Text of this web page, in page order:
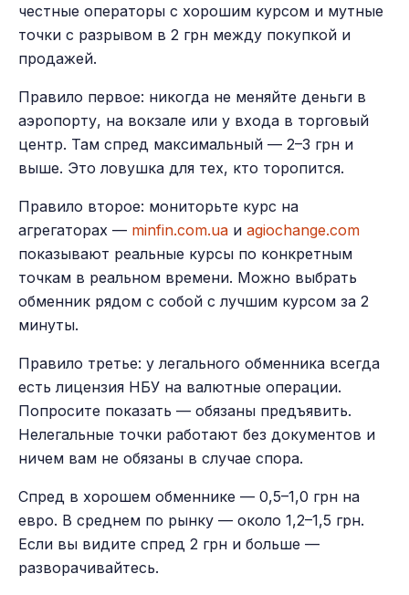
честные операторы с хорошим курсом и мутные
точки с разрывом в 2 грн между покупкой и
продажей.
Правило первое: никогда не меняйте деньги в
аэропорту, на вокзале или у входа в торговый
центр. Там спред максимальный — 2–3 грн и
выше. Это ловушка для тех, кто торопится.
Правило второе: мониторьте курс на
агрегаторах — minfin.com.ua и agiochange.com
показывают реальные курсы по конкретным
точкам в реальном времени. Можно выбрать
обменник рядом с собой с лучшим курсом за 2
минуты.
Правило третье: у легального обменника всегда
есть лицензия НБУ на валютные операции.
Попросите показать — обязаны предъявить.
Нелегальные точки работают без документов и
ничем вам не обязаны в случае спора.
Спред в хорошем обменнике — 0,5–1,0 грн на
евро. В среднем по рынку — около 1,2–1,5 грн.
Если вы видите спред 2 грн и больше —
разворачивайтесь.